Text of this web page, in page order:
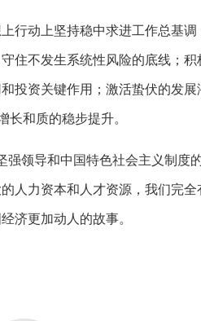
动上坚持稳中求进工作总基调
住不发生系统性风险的底线；
投资关键作用；激活蛰伏的发
和质的稳步提升。
领导和中国特色社会主义制度
人力资本和人才资源，我们完
济更加动人的故事。